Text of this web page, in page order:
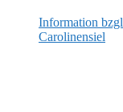
Information
Carolinensiel